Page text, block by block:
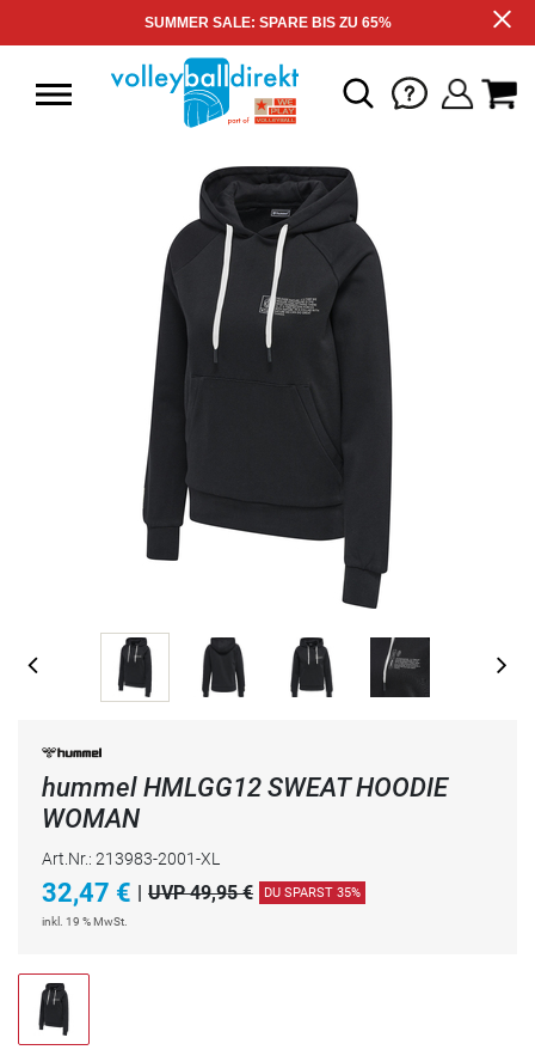
SUMMER SALE: SPARE BIS ZU 65%
hummel HMLGG12 SWEAT HOODIE
WOMAN
Art.Nr.: 213983-2001-XL
32,47 € | UVP 49,95 € DU SPARST 35%
inkl. 19 % MwSt.